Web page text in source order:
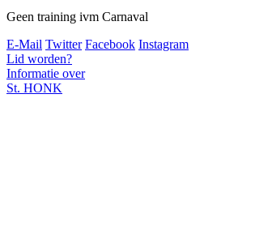
Geen training ivm Carnaval
E-Mail Twitter Facebook Instagram
Lid worden?
Informatie over
St. HONK